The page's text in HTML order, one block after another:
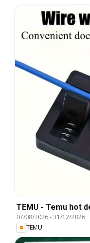
TEMU - Temu hot
07/08/2026-31/12/2026
TEMU